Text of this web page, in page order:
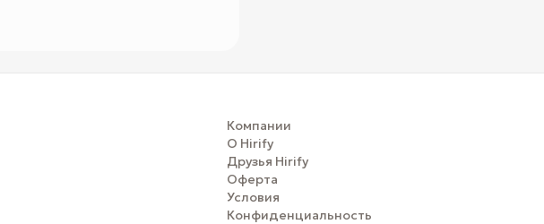
Компании
О Hirify
Друзья Hirify
Оферта
Условия
Конфиденциальность